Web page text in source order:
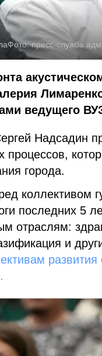
Фото:пресс-служба
ведущего
Надсадин
процессов,
города.
коллективом
последних 5
отраслям:
и